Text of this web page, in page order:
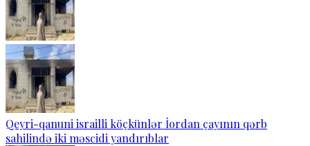
Qeyri-qanuni israilli köçkünlər İordan çayının qərb
sahilində iki məscidi yandırıblar